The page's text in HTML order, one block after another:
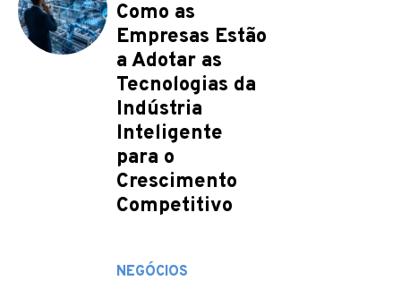
Como as
Empresas Estão
a Adotar as
Tecnologias da
Indústria
Inteligente
para o
Crescimento
Competitivo
NEGÓCIOS